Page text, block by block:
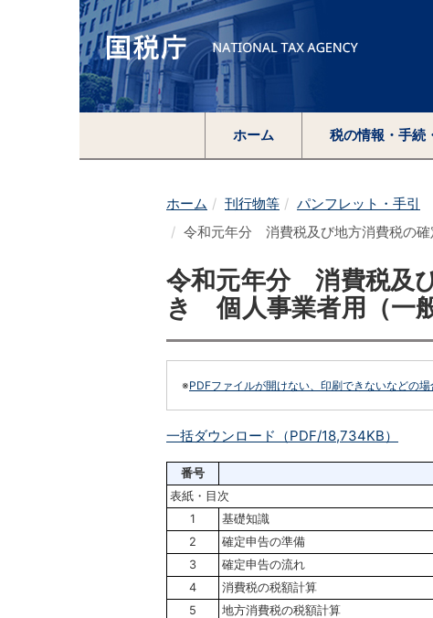
ホーム 税の情報・手続
ホーム 刊行物等
パンフレット・手引
令和元年分 消費税及び地方消費税の
令和元年分 消費税及
き 個人事業者用（一般
※PDFファイルが開けない、印刷できないなどの場
一括ダウンロード（PDF/18,734KB）
番号
表紙・目次
1
基礎知識
2
確定申告の準備
3
確定申告の流れ
4
消費税の税額計算
5
地方消費税の税額計算